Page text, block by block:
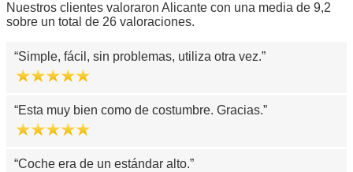
Nuestros clientes valoraron Alicante con una media de 9,2
sobre un total de 26 valoraciones.
Simple, fácil, sin problemas, utiliza otra vez.
Esta muy bien como de costumbre. Gracias.
Coche era de un estándar alto.